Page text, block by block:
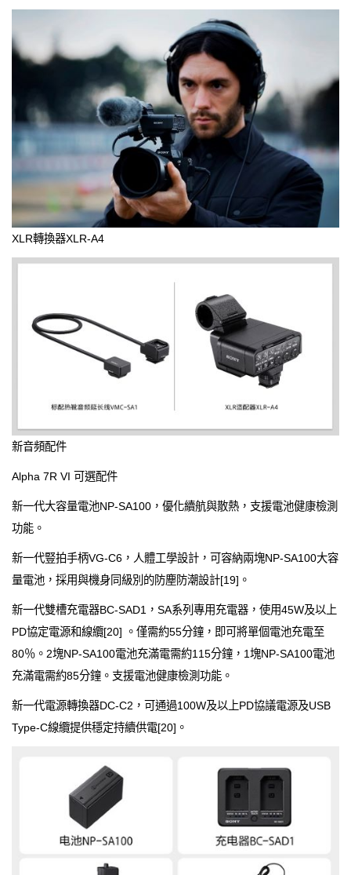
XLR轉換器XLR-A4
新音頻配件
Alpha 7R VI 可選配件
新一代大容量電池NP-SA100，優化續航與散熱，支援電池健康檢測
功能。
新一代豎拍手柄VG-C6，人體工學設計，可容納兩塊NP-SA100大容
量電池，採用與機身同級別的防塵防潮設計[19]。
新一代雙槽充電器BC-SAD1，SA系列專用充電器，使用45W及以上
PD協定電源和線纜[20] 。僅需約55分鐘，即可將單個電池充電至
80％。2塊NP-SA100電池充滿電需約115分鐘，1塊NP-SA100電池
充滿電需約85分鐘。支援電池健康檢測功能。
新一代電源轉換器DC-C2，可通過100W及以上PD協議電源及USB
Type-C線纜提供穩定持續供電[20]。